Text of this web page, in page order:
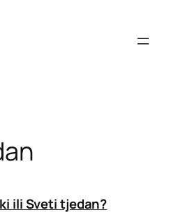
ili Sveti tjedan?